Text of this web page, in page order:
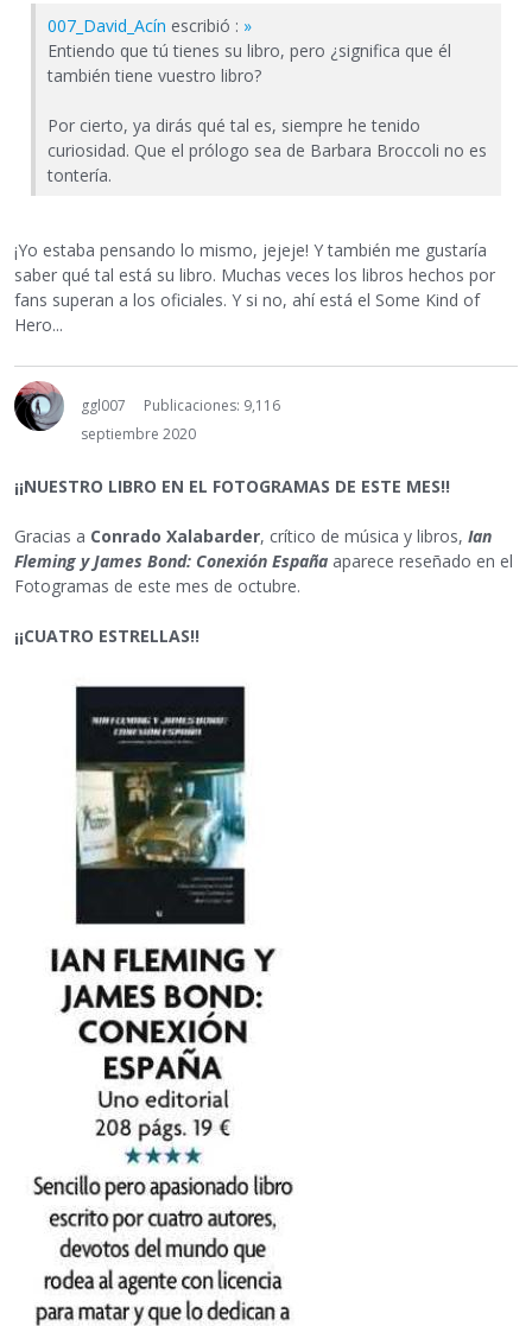
007_David_Acín escribió : »
Entiendo que tú tienes su libro, pero ¿significa que él
también tiene vuestro libro?
Por cierto, ya dirás qué tal es, siempre he tenido
curiosidad. Que el prólogo sea de Barbara Broccoli no es
tontería.
¡Yo estaba pensando lo mismo, jejeje! Y también me gustaría
saber qué tal está su libro. Muchas veces los libros hechos por
fans superan a los oficiales. Y si no, ahí está el Some Kind of
Hero...
ggl007
Publicaciones: 9,116
septiembre 2020
¡¡NUESTRO LIBRO EN EL FOTOGRAMAS DE ESTE MES!!
Gracias a Conrado Xalabarder, crítico de música y libros, Ian
Fleming y James Bond: Conexión España aparece reseñado en el
Fotogramas de este mes de octubre.
¡¡CUATRO ESTRELLAS!!